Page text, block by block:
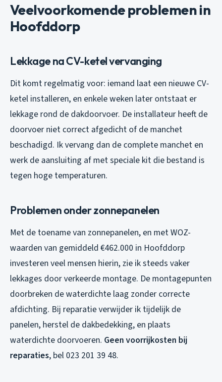
Veelvoorkomende problemen in
Hoofddorp
Lekkage na CV-ketel vervanging
Dit komt regelmatig voor: iemand laat een nieuwe CV-
ketel installeren, en enkele weken later ontstaat er
lekkage rond de dakdoorvoer. De installateur heeft de
doorvoer niet correct afgedicht of de manchet
beschadigd. Ik vervang dan de complete manchet en
werk de aansluiting af met speciale kit die bestand is
tegen hoge temperaturen.
Problemen onder zonnepanelen
Met de toename van zonnepanelen, en met WOZ-
waarden van gemiddeld €462.000 in Hoofddorp
investeren veel mensen hierin, zie ik steeds vaker
lekkages door verkeerde montage. De montagepunten
doorbreken de waterdichte laag zonder correcte
afdichting. Bij reparatie verwijder ik tijdelijk de
panelen, herstel de dakbedekking, en plaats
waterdichte doorvoeren. Geen voorrijkosten bij
reparaties, bel 023 201 39 48.